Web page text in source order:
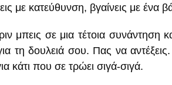
με κατεύθυνση, βγαίνεις με ένα
μπεις σε μια τέτοια συνάντηση
τη δουλειά σου. Πας να
κάτι που σε τρώει σιγά-σιγά.